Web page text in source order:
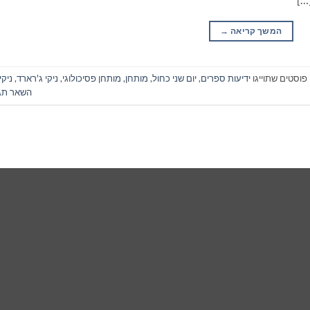
המשך קריאה →
פוסטים שתוייגו ידיעות ספרים,יום שני כחול, מותחן, מותחן פסיכולוגי, ניקי ג'רארד, ניקי
השאר